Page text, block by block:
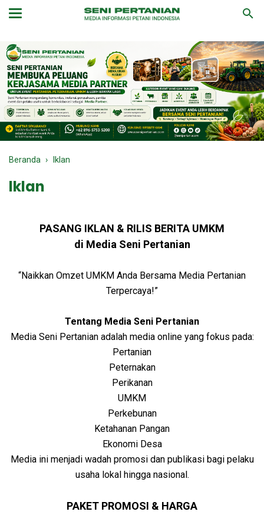
Beranda › Iklan
Iklan
PASANG IKLAN & RILIS BERITA UMKM
di Media Seni Pertanian
“Naikkan Omzet UMKM Anda Bersama Media Pertanian
Terpercaya!”
Tentang Media Seni Pertanian
Media Seni Pertanian adalah media online yang fokus pada:
Pertanian
Peternakan
Perikanan
UMKM
Perkebunan
Ketahanan Pangan
Ekonomi Desa
Media ini menjadi wadah promosi dan publikasi bagi pelaku
usaha lokal hingga nasional.
PAKET PROMOSI & HARGA